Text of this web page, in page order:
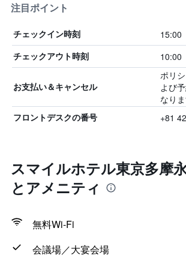
注目ポイント
チェックイン時刻 15:00
チェックアウト時刻 10:00
お支払い＆キャンセル
ポリ
よび
なりま
フロントデスクの番号 +81
スマイルホテル東京多摩
とアメニティ
無料Wi-Fi
会議場／大宴会場